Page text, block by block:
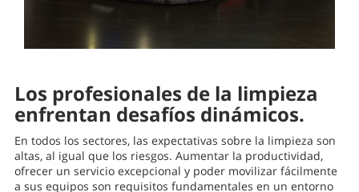
Los profesionales de la limpieza
enfrentan desafíos dinámicos.
En todos los sectores, las expectativas sobre la limpieza son
altas, al igual que los riesgos. Aumentar la productividad,
ofrecer un servicio excepcional y poder movilizar fácilmente
a sus equipos son requisitos fundamentales en un entorno